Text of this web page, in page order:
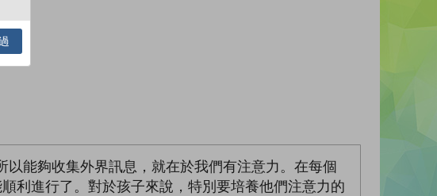
能夠收集外界訊息，就在於我們有注意力。在每個
利進行了。對於孩子來說，特別要培養他們注意力的